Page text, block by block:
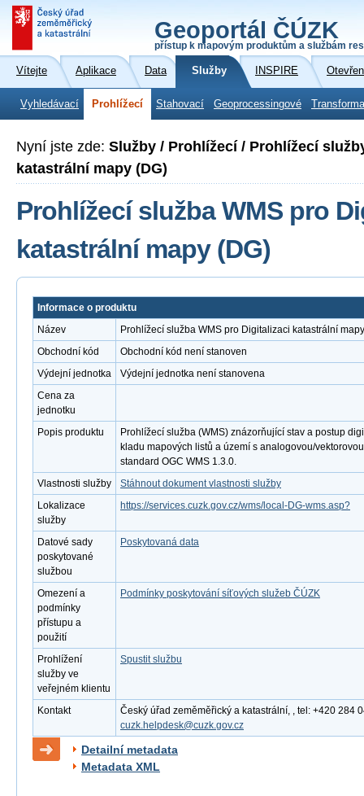
Geoportál ČÚZK
přístup k mapovým produktům a službám
Vítejte Aplikace Data Služby INSPIRE
Vyhledávací Prohlížecí Stahovací Geoprocessingové
Nyní jste zde: Služby / Prohlížecí / Prohlížecí
katastrální mapy (DG)
Prohlížecí služba WMS pro
katastrální mapy (DG)
Informace o produktu
Název
Prohlížecí služba WMS pro Digitalizaci katastrální
Obchodní kód
Obchodní kód není stanoven
Výdejní jednotka
Výdejní jednotka není stanovena
Cena za
jednotku
Popis produktu
Prohlížecí služba (WMS) znázorňující stav a postup
kladu mapových listů a území s analogovou/
standard OGC WMS 1.3.0.
Vlastnosti služby
Stáhnout dokument vlastnosti služby
Lokalizace
služby
https://services.cuzk.gov.cz/wms/local-DG-wms.asp?
Datové sady
poskytované
službou
Poskytovaná data
Omezení a
podmínky
přístupu a
použití
Podmínky poskytování síťových služeb ČÚZK
Prohlížení
služby ve
veřejném klientu
Spustit službu
Kontakt
Český úřad zeměměřický a katastrální, , tel: +420 284
cuzk.helpdesk@cuzk.gov.cz
Detailní metadata
Metadata XML